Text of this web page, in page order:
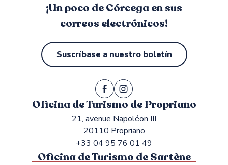
¡Un poco de Córcega en sus
correos electrónicos!
Suscríbase a nuestro boletín
Oficina de Turismo de Propriano
21, avenue Napoléon III
20110 Propriano
+33 04 95 76 01 49
Oficina de Turismo de Sartène